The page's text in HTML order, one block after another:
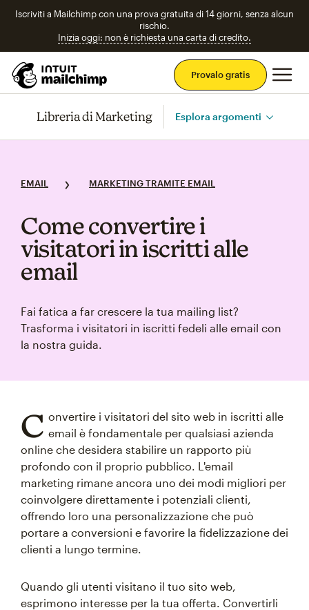
Iscriviti a Mailchimp con una prova gratuita di 14 giorni, senza alcun
rischio.
Inizia oggi: non è richiesta una carta di credito.
Provalo gratis
Libreria di Marketing Esplora argomenti
EMAIL MARKETING TRAMITE EMAIL
Come convertire i
visitatori in iscritti alle
email
Fai fatica a far crescere la tua mailing list?
Trasforma i visitatori in iscritti fedeli alle email con
la nostra guida.
C onvertire i visitatori del sito web in iscritti alle
email è fondamentale per qualsiasi azienda
online che desidera stabilire un rapporto più
profondo con il proprio pubblico. L'email
marketing rimane ancora uno dei modi migliori per
coinvolgere direttamente i potenziali clienti,
offrendo loro una personalizzazione che può
portare a conversioni e favorire la fidelizzazione dei
clienti a lungo termine.
Quando gli utenti visitano il tuo sito web,
esprimono interesse per la tua offerta. Convertirli